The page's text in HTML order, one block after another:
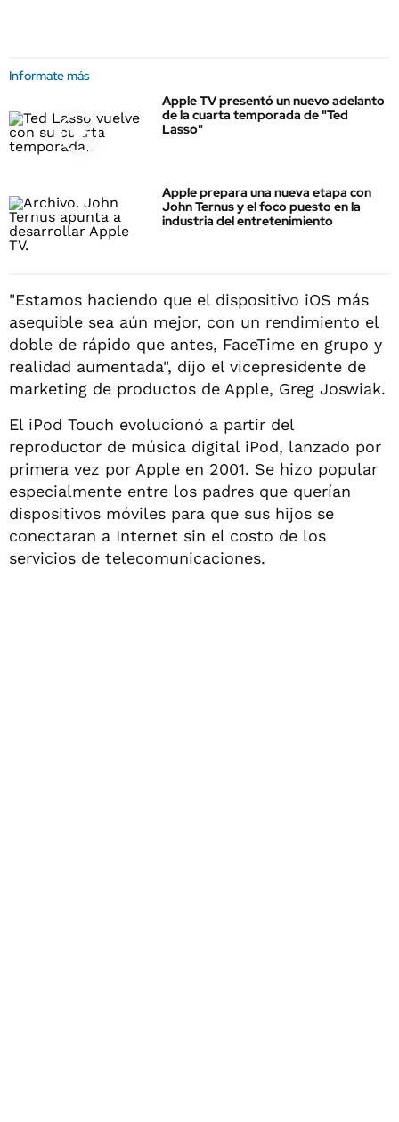
Informate más
Apple TV presentó un nuevo adelanto
de la cuarta temporada de "Ted
Lasso"
Apple prepara una nueva etapa con
John Ternus y el foco puesto en la
industria del entretenimiento
"Estamos haciendo que el dispositivo iOS más
asequible sea aún mejor, con un rendimiento el
doble de rápido que antes, FaceTime en grupo y
realidad aumentada", dijo el vicepresidente de
marketing de productos de Apple, Greg Joswiak.
El iPod Touch evolucionó a partir del
reproductor de música digital iPod, lanzado por
primera vez por Apple en 2001. Se hizo popular
especialmente entre los padres que querían
dispositivos móviles para que sus hijos se
conectaran a Internet sin el costo de los
servicios de telecomunicaciones.